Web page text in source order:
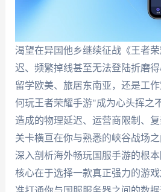
渴望在异国他乡继续征战《王者
迟、频繁掉线甚至无法登陆折磨
留学欧美、旅居东南亚，还是工
何玩王者荣耀手游"成为心头挥之
造成的物理延迟、运营商限制、
关卡横亘在你与熟悉的峡谷战场
深入剖析海外畅玩国服手游的根
核心在于选择一款真正强力的游